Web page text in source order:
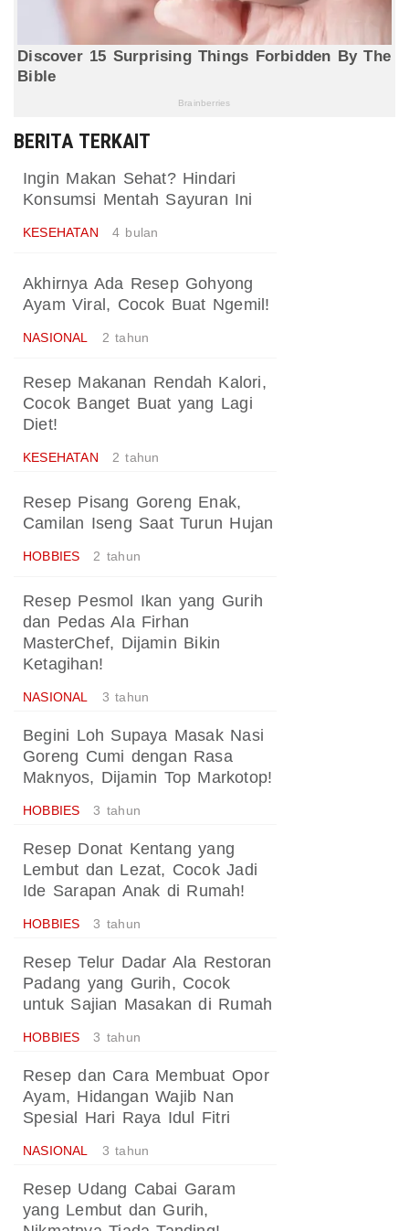
BERITA TERKAIT
Ingin Makan Sehat? Hindari
Konsumsi Mentah Sayuran Ini
KESEHATAN 4 bulan
Akhirnya Ada Resep Gohyong
Ayam Viral, Cocok Buat Ngemil!
NASIONAL 2 tahun
Resep Makanan Rendah Kalori,
Cocok Banget Buat yang Lagi
Diet!
KESEHATAN 2 tahun
Resep Pisang Goreng Enak,
Camilan Iseng Saat Turun Hujan
HOBBIES 2 tahun
Resep Pesmol Ikan yang Gurih
dan Pedas Ala Firhan
MasterChef, Dijamin Bikin
Ketagihan!
NASIONAL 3 tahun
Begini Loh Supaya Masak Nasi
Goreng Cumi dengan Rasa
Maknyos, Dijamin Top Markotop!
HOBBIES 3 tahun
Resep Donat Kentang yang
Lembut dan Lezat, Cocok Jadi
Ide Sarapan Anak di Rumah!
HOBBIES 3 tahun
Resep Telur Dadar Ala Restoran
Padang yang Gurih, Cocok
untuk Sajian Masakan di Rumah
HOBBIES 3 tahun
Resep dan Cara Membuat Opor
Ayam, Hidangan Wajib Nan
Spesial Hari Raya Idul Fitri
NASIONAL 3 tahun
Resep Udang Cabai Garam
yang Lembut dan Gurih,